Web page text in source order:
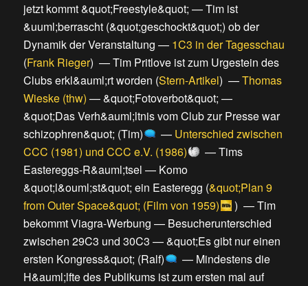
jetzt kommt &quot;Freestyle&quot; —Tim ist
&uuml;berrascht (&quot;geschockt&quot;) ob der
Dynamik der Veranstaltung — 1C3 in der Tagesschau
(Frank Rieger) —Tim Pritlove ist zum Urgestein des
Clubs erkl&auml;rt worden (Stern-Artikel) —Thomas
Wieske (thw) —&quot;Fotoverbot&quot; —
&quot;Das Verh&auml;ltnis vom Club zur Presse war
schizophren&quot; (Tim)
— Unterschied zwischen
CCC (1981) und CCC e.V. (1986)
—Tims
Eastereggs-R&auml;tsel — Komo
&quot;l&ouml;st&quot; ein Easteregg (&quot;Plan 9
from Outer Space&quot; (Film von 1959)
) —Tim
bekommt Viagra-Werbung — Besucherunterschied
zwischen 29C3 und 30C3 —&quot;Es gibt nur einen
ersten Kongress&quot; (Ralf)
— Mindestens die
H&auml;lfte des Publikums ist zum ersten mal auf